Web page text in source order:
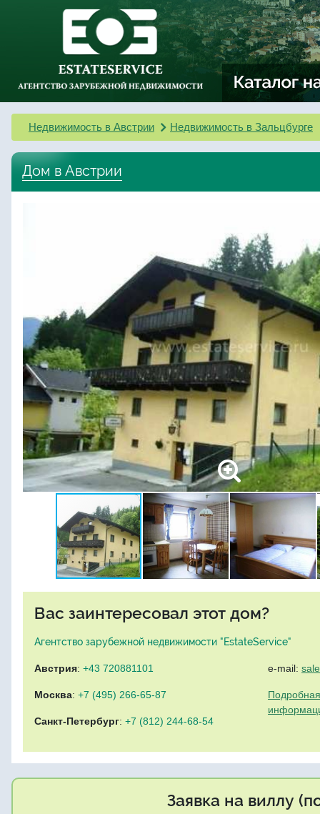
Недвижимость в Австрии Недвижимость в Зальцбурге
Дом в Австрии
Вас заинтересовал этот дом?
Агентство зарубежной недвижимости "EstateService"
Австрия: +43 720881101
Москва: +7 (495) 266-65-87
Санкт-Петербург: +7 (812) 244-68-54
e-mail:
Заявка на виллу